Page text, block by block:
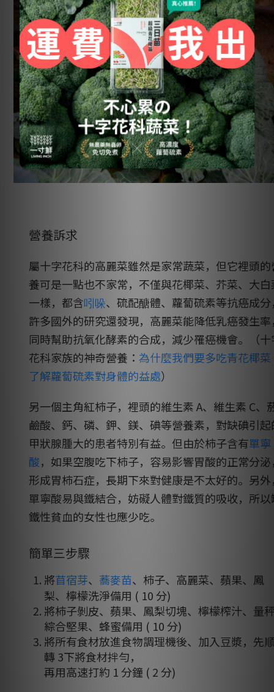
營養訴求
屬十字花科的高麗菜雖然是家常蔬菜，但它裡頭的
養可是一點也不家常，不僅與花椰菜、芥菜、大白
一樣，都含吲哚、硫配醣體、 蘿蔔硫素等抗癌成分
許多國外的研究還發現，高麗菜能降低乳癌發生率
同時幫助抗氧化酵素的合成，減少罹癌機會。（十
花科家族的神奇營養： 為什麼我們要多吃青花椰菜
了解蘿蔔硫素對身體的益處）
另一個主角紅柿子，裡頭的維生素 A、維生素 C、
鹼酸、鈣、磷、鉀、鎂、碘等營養素，對缺碘引起
甲狀腺腫大的患者特別有益。但由於柿子含有單寧
酸，如果空腹吃下柿子，容易影響胃酸的正常分泌
形成胃柿石症，長期下來對健康是不太好的。另外
單寧酸易與鐵結合，妨礙人體對鐵質的吸收，所以
鐵性貧血的女性也應少吃。
簡單三步驟
將苜宿芽、 蕎麥苗、柿子、高麗菜、蘋果、鳳
梨、檸檬洗淨備用 ( 10 分)
將柿子剝皮、蘋果、鳳梨切塊、檸檬榨汁、量
綜合堅果、蜂蜜備用 ( 10 分)
將所有食材放進食物調理機後、加入豆漿，先
轉 3下將食材拌勻，
再用高速打約 1 分鐘 ( 2 分)